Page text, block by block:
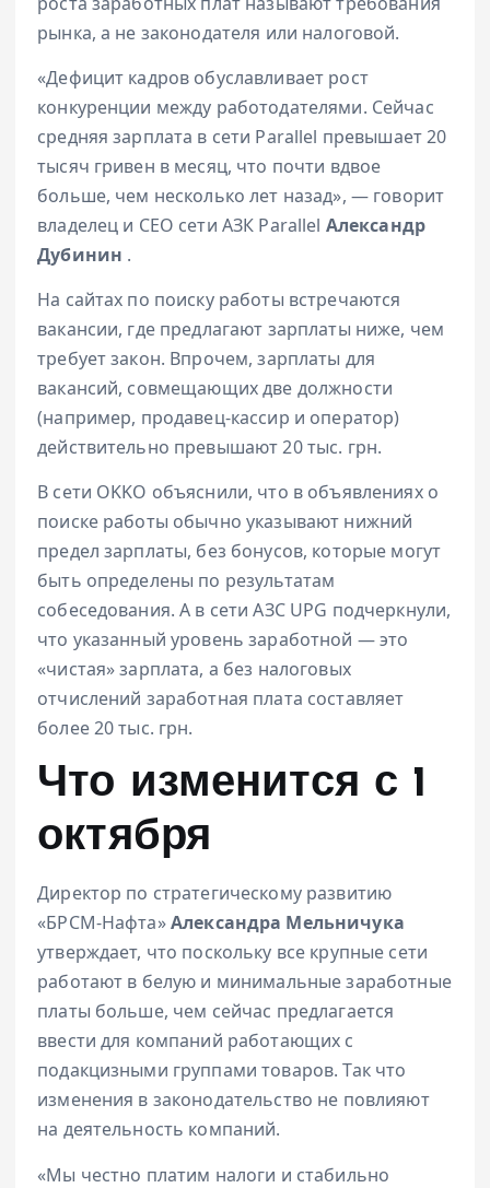
рынка, а не законодателя или налоговой.
«Дефицит кадров обуславливает рост
конкуренции между работодателями. Сейчас
средняя зарплата в сети Parallel превышает 20
тысяч гривен в месяц, что почти вдвое
больше, чем несколько лет назад», — говорит
владелец и СЕО сети АЗК Parallel Александр
Дубинин .
На сайтах по поиску работы встречаются
вакансии, где предлагают зарплаты ниже, чем
требует закон. Впрочем, зарплаты для
вакансий, совмещающих две должности
(например, продавец-кассир и оператор)
действительно превышают 20 тыс. грн.
В сети OKKO объяснили, что в объявлениях о
поиске работы обычно указывают нижний
предел зарплаты, без бонусов, которые могут
быть определены по результатам
собеседования. А в сети АЗС UPG подчеркнули,
что указанный уровень заработной — это
«чистая» зарплата, а без налоговых
отчислений заработная плата составляет
более 20 тыс. грн.
Что изменится с 1
октября
Директор по стратегическому развитию
«БРСМ-Нафта»Александра Мельничука
утверждает, что поскольку все крупные сети
работают в белую и минимальные заработные
платы больше, чем сейчас предлагается
ввести для компаний работающих с
подакцизными группами товаров. Так что
изменения в законодательство не повлияют
на деятельность компаний.
«Мы честно платим налоги и стабильно